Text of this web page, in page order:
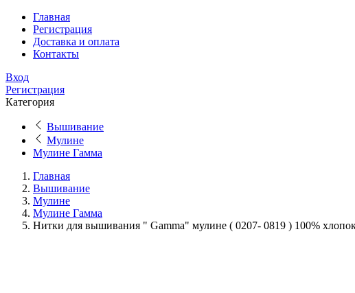
Главная
Регистрация
Доставка и оплата
Контакты
Вход
Регистрация
Категория
Вышивание
Мулине
Мулине Гамма
Главная
Вышивание
Мулине
Мулине Гамма
Нитки для вышивания " Gamma" мулине ( 0207- 0819 ) 100%